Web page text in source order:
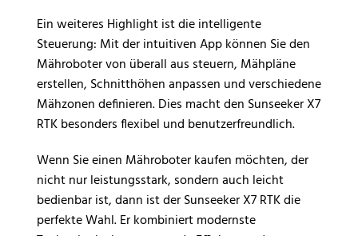
Ein weiteres Highlight ist die intelligente
Steuerung: Mit der intuitiven App können Sie den
Mähroboter von überall aus steuern, Mähpläne
erstellen, Schnitthöhen anpassen und verschiedene
Mähzonen definieren. Dies macht den Sunseeker X7
RTK besonders flexibel und benutzerfreundlich.
Wenn Sie einen Mähroboter kaufen möchten, der
nicht nur leistungsstark, sondern auch leicht
bedienbar ist, dann ist der Sunseeker X7 RTK die
perfekte Wahl. Er kombiniert modernste